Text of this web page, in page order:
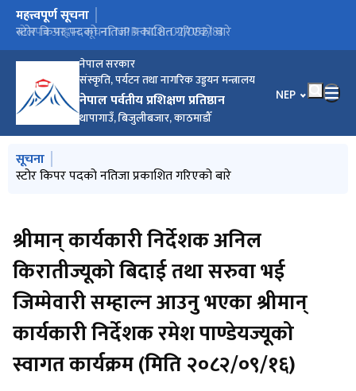
नेपाल सरकार
संस्कृति, पर्यटन तथा नागरिक उड्डयन मन्त्रालय
नेपाल पर्वतीय प्रशिक्षण प्रतिष्ठान
थापागाउँ, बिजुलीबजार, काठमाडौँ
भाषा चयन गर्नुहोस्
NEP
मुख्य नेभिगेसनमा जानुहोस्
महत्त्वपूर्ण सूचना
बोलपत्र आह्वान सूचना NPP-NCB-02/082/83
स्टोर किपर पदको नतिजा प्रकाशित गरिएको बारे
मुख्य नेभिगेसनमा जानुहोस्
सूचना
स्टोर किपर पदको नतिजा प्रकाशित गरिएको बारे
श्रीमान् कार्यकारी निर्देशक अनिल
किरातीज्यूको बिदाई तथा सरुवा भई
जिम्मेवारी सम्हाल्न आउनु भएका श्रीमान्
कार्यकारी निर्देशक रमेश पाण्डेयज्यूको
स्वागत कार्यक्रम (मिति २०८२/०९/१६)